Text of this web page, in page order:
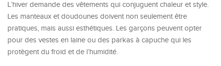
L’hiver demande des vêtements qui conjuguent chaleur et style.
Les manteaux et doudounes doivent non seulement être
pratiques, mais aussi esthétiques. Les garçons peuvent opter
pour des vestes en laine ou des parkas à capuche qui les
protègent du froid et de l’humidité.